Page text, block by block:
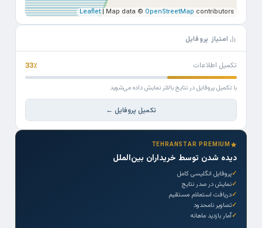
Leaflet| Map data © OpenStreetMap contributors
امتیاز پروفایل
تکمیل اطلاعات 33٪
با تکمیل پروفایل در نتایج بالاتر نمایش داده می‌شوید
تکمیل پروفایل ←
TEHRANSTAR PREMIUM
دیده شدن توسط خریداران بین‌الملل
پروفایل انگلیسی کامل
نمایش در صدر نتایج
دریافت استعلام مستقیم
تصاویر نامحدود
آمار بازدید ماهانه